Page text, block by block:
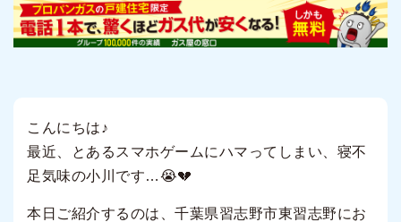
こんにちは♪
最近、とあるスマホゲームにハマってしまい、寝不
足気味の小川です…😭💔
本日ご紹介するのは、千葉県習志野市東習志野にお